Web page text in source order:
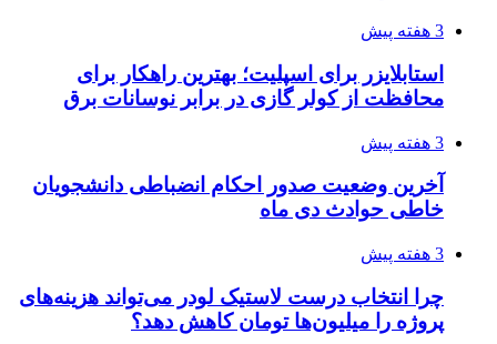
3 هفته پیش
استابلایزر برای اسپلیت؛ بهترین راهکار برای
محافظت از کولر گازی در برابر نوسانات برق
3 هفته پیش
آخرین وضعیت صدور احکام انضباطی دانشجویان
خاطی حوادث دی ماه
3 هفته پیش
چرا انتخاب درست لاستیک لودر می‌تواند هزینه‌های
پروژه را میلیون‌ها تومان کاهش دهد؟